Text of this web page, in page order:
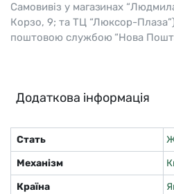
Самовивіз у магазинах
Корзо, 9; та ТЦ “Люксор-
поштовою службою “Нова
Додаткова інформація
Стать
Механізм
Країна